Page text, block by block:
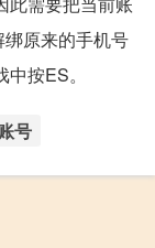
原来的手机号
按ES。
号